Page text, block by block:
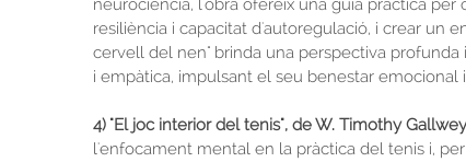
neurociència, l'obra ofereix una guia pràctica
resiliència i capacitat d'autoregulació, i crear un
cervell del nen" brinda una perspectiva
i empàtica, impulsant el seu benestar emocional
4) "El joc interior del tenis", de W. Timothy Gallwey
l'enfocament mental en la pràctica del tenis i,